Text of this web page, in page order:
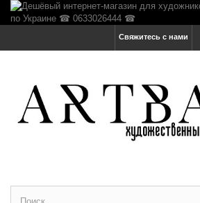
Свяжитесь с нами